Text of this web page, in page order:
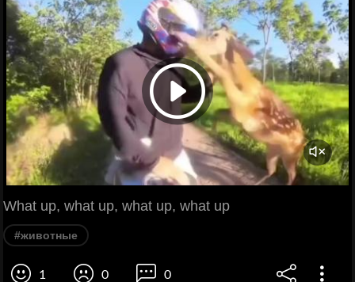
What up, what up, what up, what up
#животные
1 0 0